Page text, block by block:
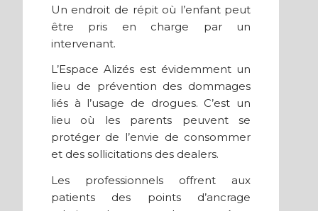
Un endroit de répit où l’enfant peut
être pris en charge par un
intervenant.
L’Espace Alizés est évidemment un
lieu de prévention des dommages
liés à l’usage de drogues. C’est un
lieu où les parents peuvent se
protéger de l’envie de consommer
et des sollicitations des dealers.
Les professionnels offrent aux
patients des points d’ancrage